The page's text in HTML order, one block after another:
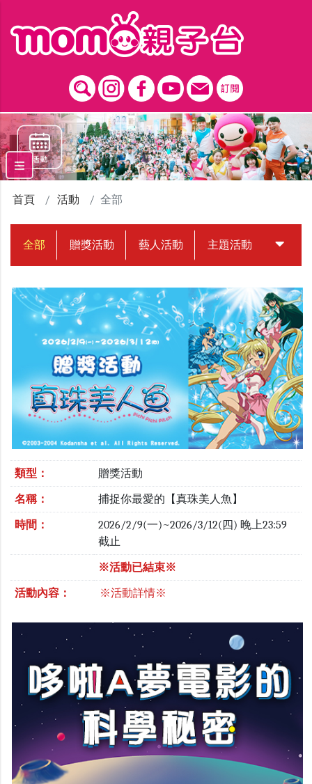
首頁 活動 全部
全部 贈獎活動 藝人活動 主題活動 中獎名
類型： 贈獎活動
名稱： 捕捉你最愛的【真珠美人魚】
時間：
2026/2/9(一)~2026/3/12(四) 晚上23:59
截止
※活動已結束※
活動內容： ※活動詳情※